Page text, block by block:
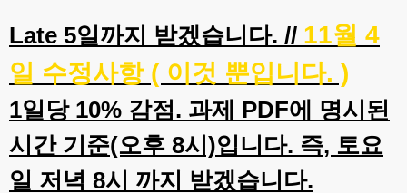
Late 5일까지 받겠습니다. // 11월 4
일 수정사항 ( 이것 뿐입니다. )
1일당 10% 감점. 과제 PDF에 명시된
시간 기준(오후 8시)입니다. 즉, 토요
일 저녁 8시 까지 받겠습니다.